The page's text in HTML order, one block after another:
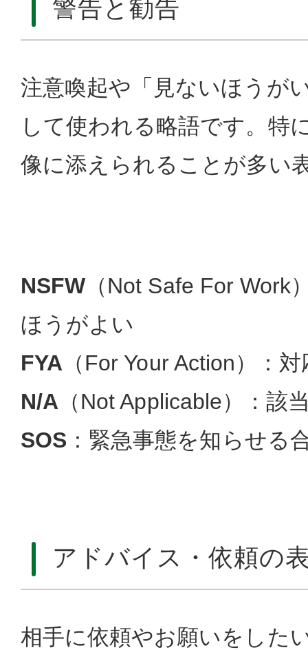
警告と勧告
注意喚起や「見ないほうが
して使われる略語です。特
像に添えられることが多い
NSFW （Not Safe For Work
ほうがよい
FYA （For Your Action）：
N/A （Not Applicable）：該
SOS ：緊急事態を知らせる
アドバイス・依頼の
相手に依頼やお願いをした